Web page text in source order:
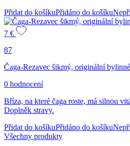
Přidat do košíkuPřidáno do košíku
7 €
87
Čaga-Rezavec šikmý, originální
0 hodnocení
Bříza, na které čaga roste, má silnou
Doplněk stravy.
Přidat do košíkuPřidáno do košíku
Všechny produkty